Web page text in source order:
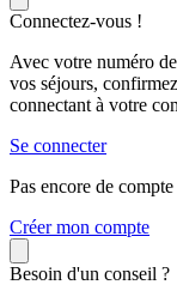
Connectez-vous !
Avec votre numéro
vos séjours,
connectant à votre
Se connecter
Pas encore de compte
Créer mon compte
Besoin d'un conseil ?